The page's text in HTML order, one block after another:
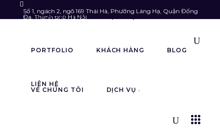
Số 1, ngách 2, ngõ 169 Thái Hà, Phường Láng Hạ, Quận Đống
Đa, Thành phố Hà Nội
VỀ CHÚNG TÔI DỊCH VỤ
VỀ CHÚNG TÔI DỊCH VỤ
PORTFOLIO KHÁCH HÀNG BLOG
LIÊN HỆ